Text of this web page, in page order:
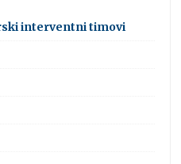
interventni timovi